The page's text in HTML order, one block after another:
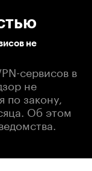
не
сервисов в
не
по закону,
Об этом